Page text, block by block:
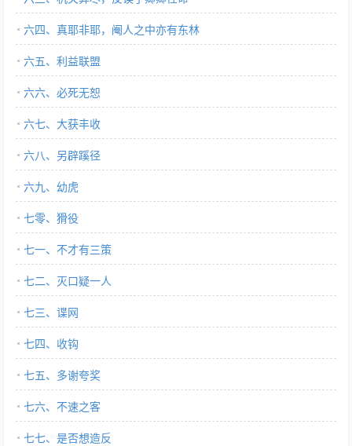
六四、真耶非耶，阉人之中亦有东林
六五、利益联盟
六六、必死无恕
六七、大获丰收
六八、另辟蹊径
六九、幼虎
七零、猾役
七一、不才有三策
七二、灭口疑一人
七三、谍网
七四、收钩
七五、多谢夸奖
七六、不速之客
七七、是否想造反